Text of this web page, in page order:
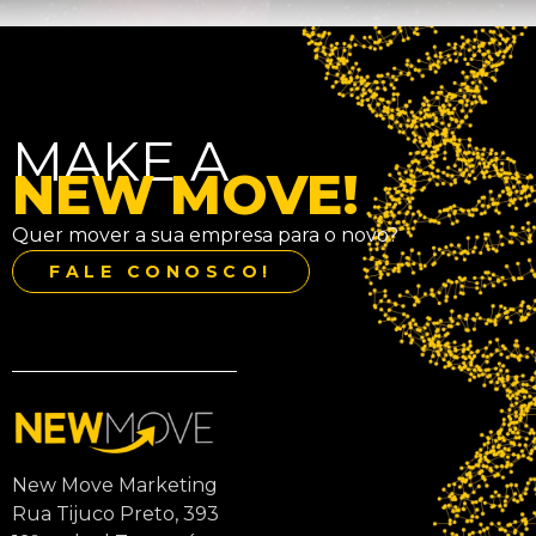
MAKE A
NEW MOVE!
Quer mover a sua empresa para o novo?
FALE CONOSCO!
New Move Marketing
Rua Tijuco Preto, 393